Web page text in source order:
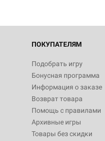
ПОКУПАТЕЛЯМ
Подобрать игру
Бонусная программа
Информация о заказе
Возврат товара
Помощь с правилами
Архивные игры
Товары без скидки